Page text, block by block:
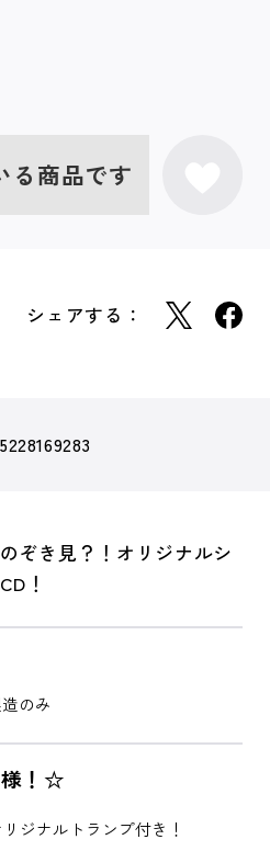
る商品です
シェアする：
ぞき見？！オリジナルシ
！
のみ
！☆
ジナルトランプ付き！